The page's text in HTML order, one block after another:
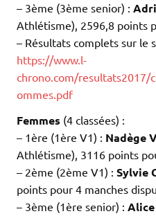
– 3ème (3ème senior) :
Athlétisme), 2596,8 points
– Résultats complets sur le
https://www.l-
chrono.com/resultats2017/
ommes.pdf
Femmes (4 classées) :
– 1ère (1ère V1) : Nadège
Athlétisme), 3116 points
– 2ème (2ème V1) : Sylvie
points pour 4 manches
– 3ème (1ère senior) : Alice